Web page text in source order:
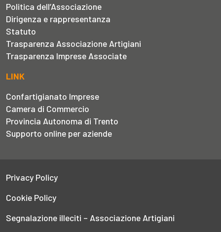
Politica dell’Associazione
Dirigenza e rappresentanza
Statuto
Trasparenza Associazione Artigiani
Trasparenza Imprese Associate
LINK
Confartigianato Imprese
Camera di Commercio
Provincia Autonoma di Trento
Supporto online per aziende
Privacy Policy
Cookie Policy
Segnalazione illeciti – Associazione Artigiani